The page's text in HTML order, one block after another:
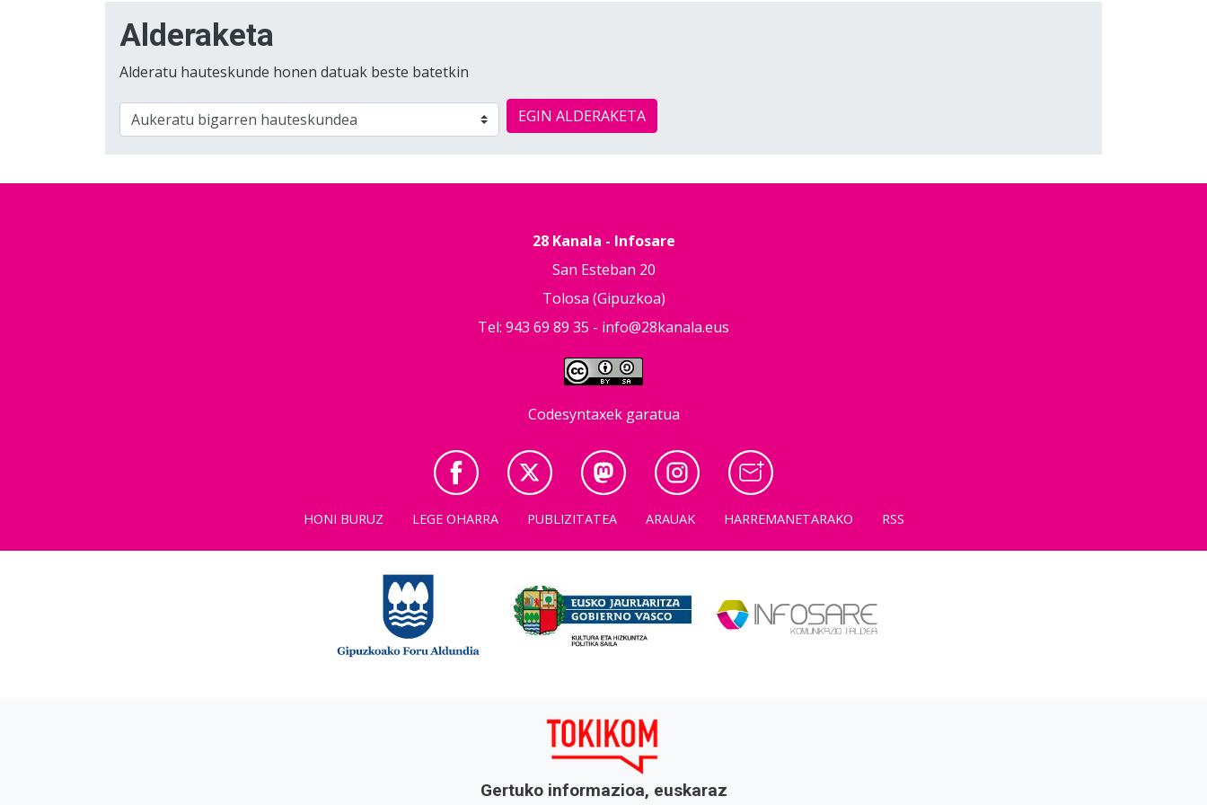
Alderaketa
Alderatu hauteskunde honen datuak beste batetkin
EGIN ALDERAKETA
28 Kanala - Infosare
San Esteban 20
Tolosa (Gipuzkoa)
Tel: 943 69 89 35 - info@28kanala.eus
Codesyntaxek garatua
HONI BURUZ LEGE OHARRA PUBLIZITATEA ARAUAK HARREMANETARAKO RSS
Gertuko informazioa, euskaraz